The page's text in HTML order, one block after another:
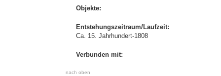
Objekte:
Entstehungszeitraum/Laufzeit:
Ca. 15. Jahrhundert-1808
Verbunden mit:
nach oben